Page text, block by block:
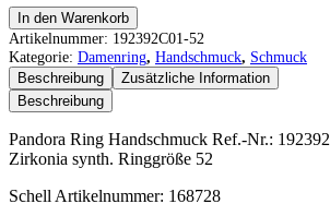
Pandora
Ring
Menge
In den Warenkorb
Artikelnummer: 192392C01-52
Kategorie: Damenring, Handschmuck, Schmuck
Beschreibung
Zusätzliche Information
Beschreibung
Pandora Ring Handschmuck Ref.-Nr.:
Zirkonia synth. Ringgröße 52
Schell Artikelnummer: 168728